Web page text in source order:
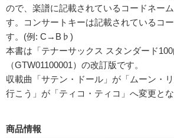
ので、楽譜に記載されているコードネー
す。コンサートキーは記載されているコ
す。(例: C→B♭)
本書は「テナーサックス スタンダード100
（GTW01100001）の改訂版です。
収載曲「サテン・ドール」が「ムーン・
行こう」が「ティコ・ティコ」へ変更とな
商品情報